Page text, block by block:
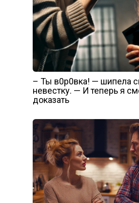
– Ты в0p0вка! — шипела
невестку. — И теперь я
доказать